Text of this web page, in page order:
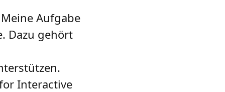
Aufgabe
Dazu gehört
Interactive